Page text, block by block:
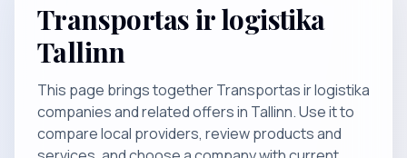
Transportas ir logistika
Tallinn
This page brings together Transportas ir logistika
companies and related offers in Tallinn. Use it to
compare local providers, review products and